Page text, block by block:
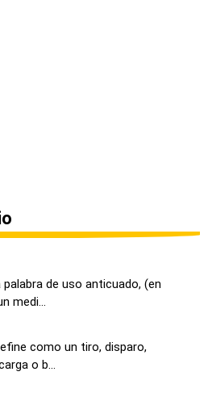
de uso anticuado, (en
medi...
como un tiro, disparo,
o b...